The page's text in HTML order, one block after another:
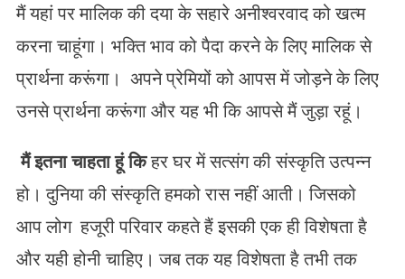
मैं यहां पर मालिक की दया के सहारे अनीश्वरवाद को खत्म
करना चाहूंगा। भक्ति भाव को पैदा करने के लिए मालिक से
प्रार्थना करूंगा। अपने प्रेमियों को आपस में जोड़ने के लिए
उनसे प्रार्थना करूंगा और यह भी कि आपसे मैं जुड़ा रहूं।
मैं इतना चाहता हूं किहर घर में सत्संग की संस्कृति उत्पन्न
हो। दुनिया की संस्कृति हमको रास नहीं आती। जिसको
आप लोग हजूरी परिवार कहते हैं इसकी एक ही विशेषता है
और यही होनी चाहिए। जब तक यह विशेषता है तभी तक